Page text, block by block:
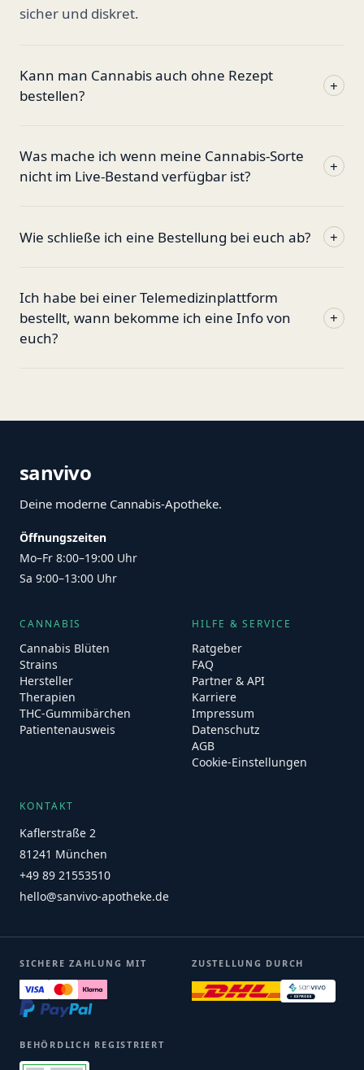
sicher und diskret.
Kann man Cannabis auch ohne Rezept
bestellen?
+
Was mache ich wenn meine Cannabis-Sorte
nicht im Live-Bestand verfügbar ist?
+
Wie schließe ich eine Bestellung bei euch ab? +
Ich habe bei einer Telemedizinplattform
bestellt, wann bekomme ich eine Info von
euch?
+
sanvivo
Deine moderne Cannabis-Apotheke.
Öffnungszeiten
Mo–Fr 8:00–19:00 Uhr
Sa 9:00–13:00 Uhr
CANNABIS
Cannabis Blüten
Strains
Hersteller
Therapien
THC-Gummibärchen
Patientenausweis
HILFE & SERVICE
Ratgeber
FAQ
Partner & API
Karriere
Impressum
Datenschutz
AGB
Cookie-Einstellungen
KONTAKT
Kaflerstraße 2
81241 München
+49 89 21553510
hello@sanvivo-apotheke.de
SICHERE ZAHLUNG MIT ZUSTELLUNG DURCH
BEHÖRDLICH REGISTRIERT